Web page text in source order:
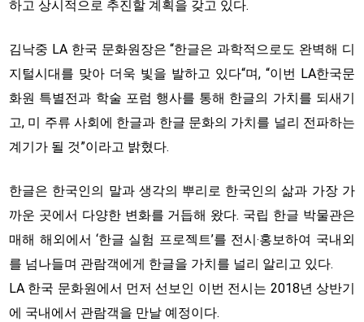
하고 상시적으로 추진할 계획을 갖고 있다.
김낙중 LA 한국 문화원장은 “한글은 과학적으로도 완벽해 디
지털시대를 맞아 더욱 빛을 발하고 있다“며, “이번 LA한국문
화원 특별전과 학술 포럼 행사를 통해 한글의 가치를 되새기
고, 미 주류 사회에 한글과 한글 문화의 가치를 널리 전파하는
계기가 될 것”이라고 밝혔다.
한글은 한국인의 말과 생각의 뿌리로 한국인의 삶과 가장 가
까운 곳에서 다양한 변화를 거듭해 왔다. 국립 한글 박물관은
매해 해외에서 ‘한글 실험 프로젝트’를 전시‧홍보하여 국내외
를 넘나들며 관람객에게 한글을 가치를 널리 알리고 있다.
LA 한국 문화원에서 먼저 선보인 이번 전시는 2018년 상반기
에 국내에서 관람객을 만날 예정이다.